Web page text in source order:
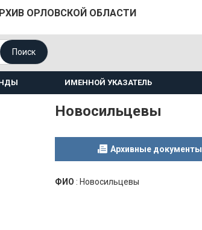
ОРЛОВСКОЙ ОБЛАСТИ
Поиск
ИМЕННОЙ УКАЗАТЕЛЬ
Новосильцевы
Архивные документы
ФИО : Новосильцевы